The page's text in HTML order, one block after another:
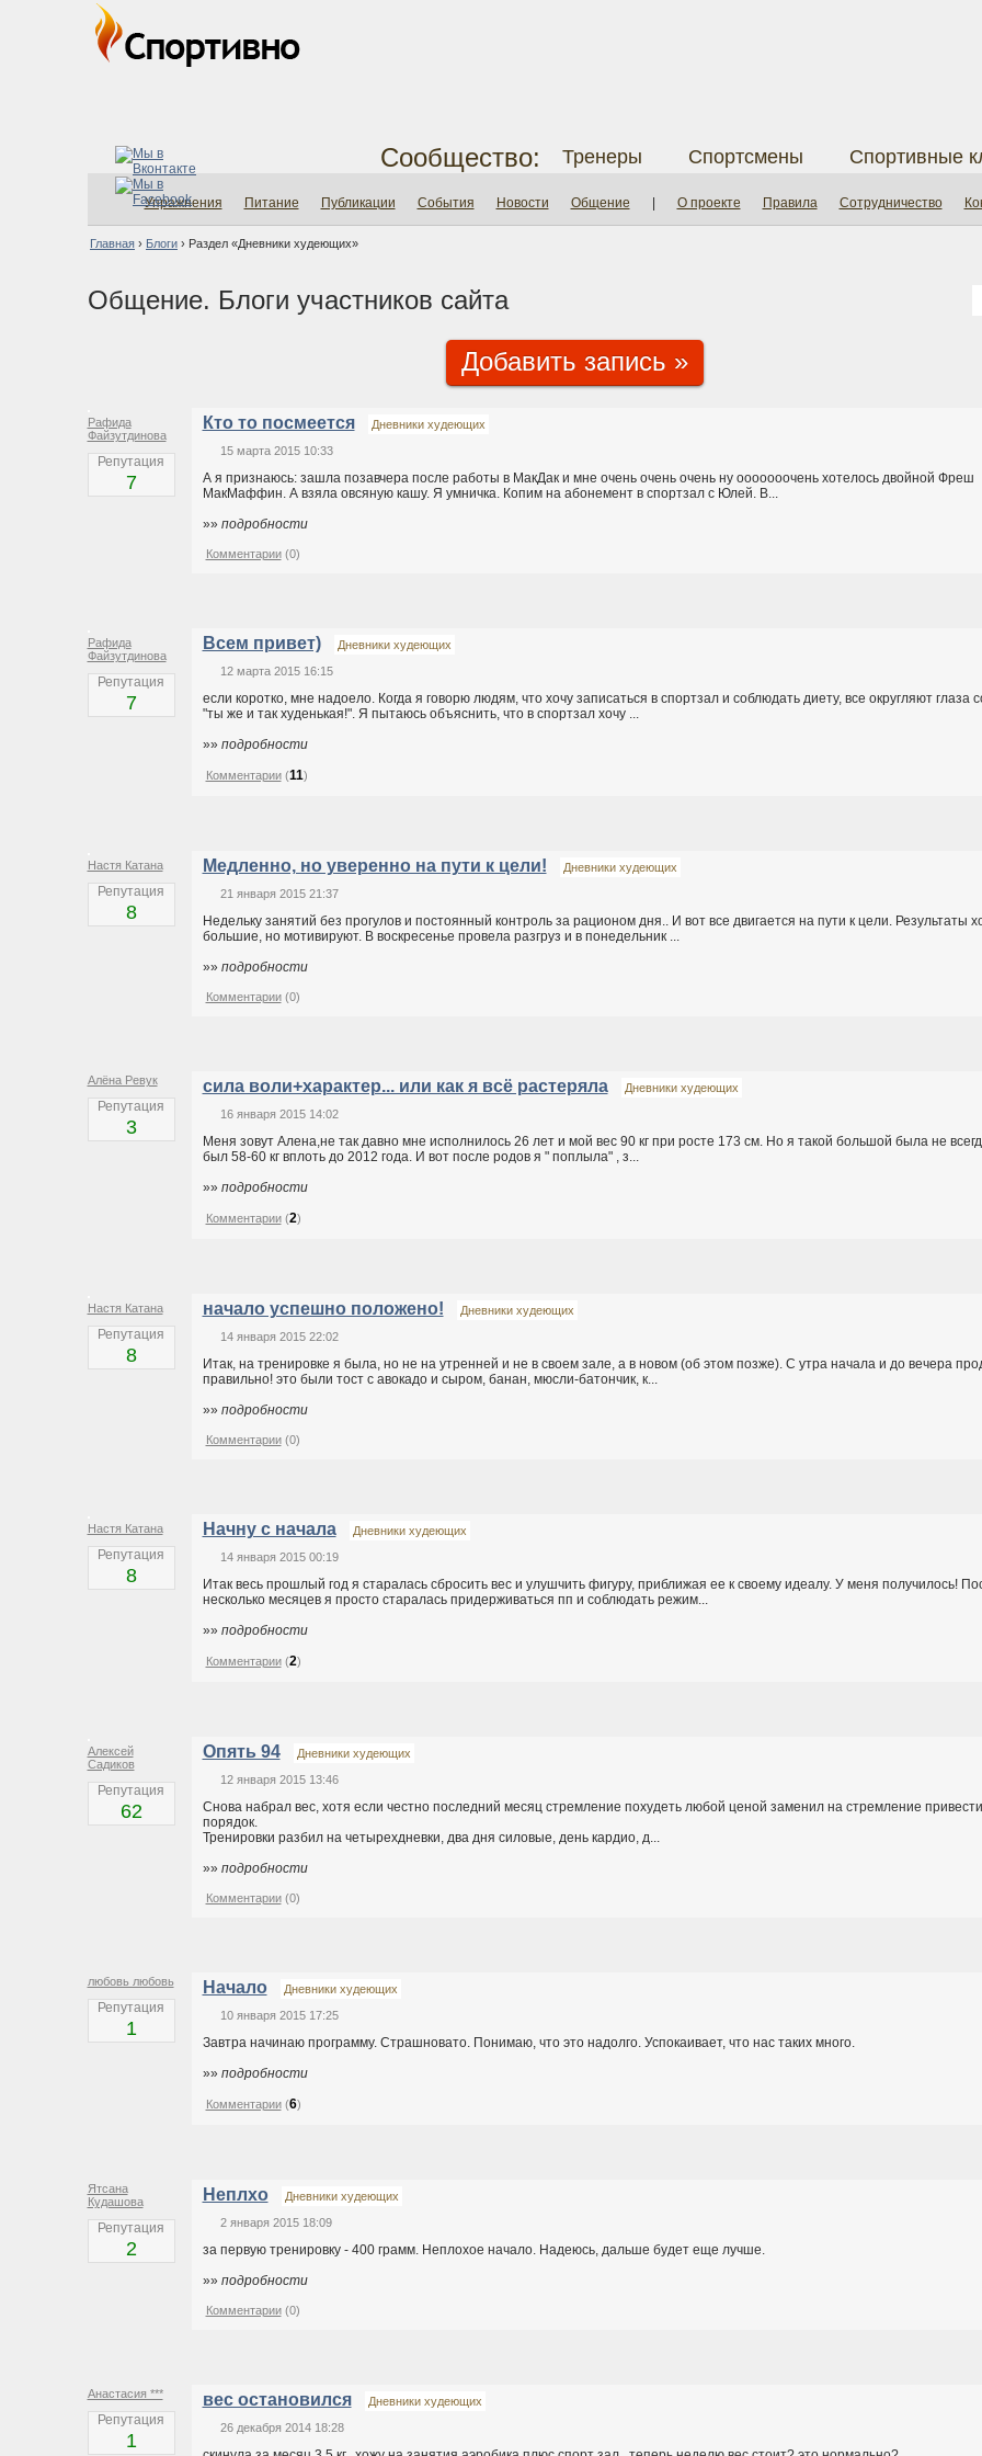
Сообщество: Тренеры Спортсмены Спортивные
Упражнения Питание Публикации События Новости Общение О проекте Правила Сотрудничество
Главная › Блоги › Раздел «Дневники худеющих»
Общение. Блоги участников сайта
Добавить запись »
Рафида
Файзутдинова
Репутация
7
Кто то посмеется
Дневники худеющих
15 марта 2015 10:33
А я признаюсь: зашла позавчера после работы в МакДак и мне очень очень очень ну ооооооочень хотелось двойной Фреш
МакМаффин. А взяла овсяную кашу. Я умничка. Копим на абонемент в спортзал с Юлей. В...
»» подробности
Комментарии(0)
Рафида
Файзутдинова
Репутация
7
Всем привет)
Дневники худеющих
12 марта 2015 16:15
если коротко, мне надоело. Когда я говорю людям, что хочу записаться в спортзал и соблюдать диету, все округляют глаза
"ты же и так худенькая!". Я пытаюсь объяснить, что в спортзал хочу ...
»» подробности
Комментарии(11)
Настя Катана
Репутация
8
Медленно, но уверенно на пути к цели!
Дневники худеющих
21 января 2015 21:37
Недельку занятий без прогулов и постоянный контроль за рационом дня.. И вот все двигается на пути к цели. Результаты
большие, но мотивируют. В воскресенье провела разгруз и в понедельник ...
»» подробности
Комментарии(0)
Алёна Ревук
Репутация
3
сила воли+характер... или как я всё растеряла
Дневники худеющих
16 января 2015 14:02
Меня зовут Алена,не так давно мне исполнилось 26 лет и мой вес 90 кг при росте 173 см. Но я такой большой была не
был 58-60 кг вплоть до 2012 года. И вот после родов я " поплыла" , з...
»» подробности
Комментарии(2)
Настя Катана
Репутация
8
начало успешно положено!
Дневники худеющих
14 января 2015 22:02
Итак, на тренировке я была, но не на утренней и не в своем зале, а в новом (об этом позже). С утра начала и до вечера
правильно! это были тост с авокадо и сыром, банан, мюсли-батончик, к...
»» подробности
Комментарии(0)
Настя Катана
Репутация
8
Начну с начала
Дневники худеющих
14 января 2015 00:19
Итак весь прошлый год я старалась сбросить вес и улушчить фигуру, приближая ее к своему идеалу. У меня получилось!
несколько месяцев я просто старалась придерживаться пп и соблюдать режим...
»» подробности
Комментарии(2)
Алексей
Садиков
Репутация
62
Опять 94
Дневники худеющих
12 января 2015 13:46
Снова набрал вес, хотя если честно последний месяц стремление похудеть любой ценой заменил на стремление
порядок.
Тренировки разбил на четырехдневки, два дня силовые, день кардио, д...
»» подробности
Комментарии(0)
любовь любовь
Репутация
1
Начало
Дневники худеющих
10 января 2015 17:25
Завтра начинаю программу. Страшновато. Понимаю, что это надолго. Успокаивает, что нас таких много.
»» подробности
Комментарии(6)
Ятсана
Кудашова
Репутация
2
Неплхо
Дневники худеющих
2 января 2015 18:09
за первую тренировку - 400 грамм. Неплохое начало. Надеюсь, дальше будет еще лучше.
»» подробности
Комментарии(0)
Анастасия ***
Репутация
1
вес остановился
Дневники худеющих
26 декабря 2014 18:28